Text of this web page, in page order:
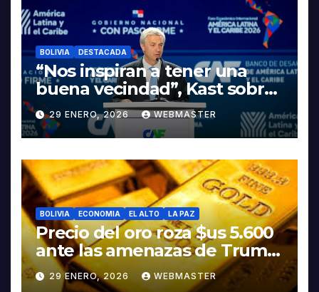
BOLIVIA DESTACADA
“Nos inspiran a tener una
buena vecindad”, Kast sobre
discurso del presidente
Rodrigo Paz
29 ENERO, 2026 WEBMASTER
BOLIVIA ECONOMIA EL ALTO LA PAZ
Precio del oro roza $us 5.600
ante las amenazas de Trump
contra Irán
29 ENERO, 2026 WEBMASTER